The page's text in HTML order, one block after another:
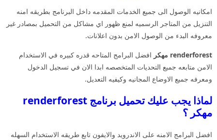
امكانيه الوصول الى جميع الخدمات المقدمه داخل البرنامج بطريقه امنه
التنزيل من المتاجر الرسميه لمنع ظهور اي مشاكل من التحميل بمصادر غير
معروفه البدء من الوصول الامن بدون اعلانات.
renderforest مهكر
افضل البرامج المتاحه قدره كبيره في الاستخدام
الامن متابعه جميع التحديات المتخصصه ابدا الان في تسجيل الدخول
ومعرفه جميع الاوضاع المجانيه وكيفيه التعديل.
لماذا يجب عليك تحميل برنامج renderforest
مهكر ؟
افضل البرامج الامنه على الاندرويد والايفون تابع طريقه الاستخدام السهله